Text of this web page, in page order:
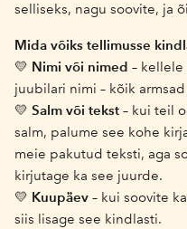
selliseks, nagu soovite, ja
Mida võiks tellimusse
💛 Nimi või nimed – kellele
juubilari nimi – kõik
💛 Salm või tekst – kui teil
salm, palume see kohe
meie pakutud teksti, aga
kirjutage ka see juurde.
💛 Kuupäev – kui soovite
siis lisage see kindlasti.